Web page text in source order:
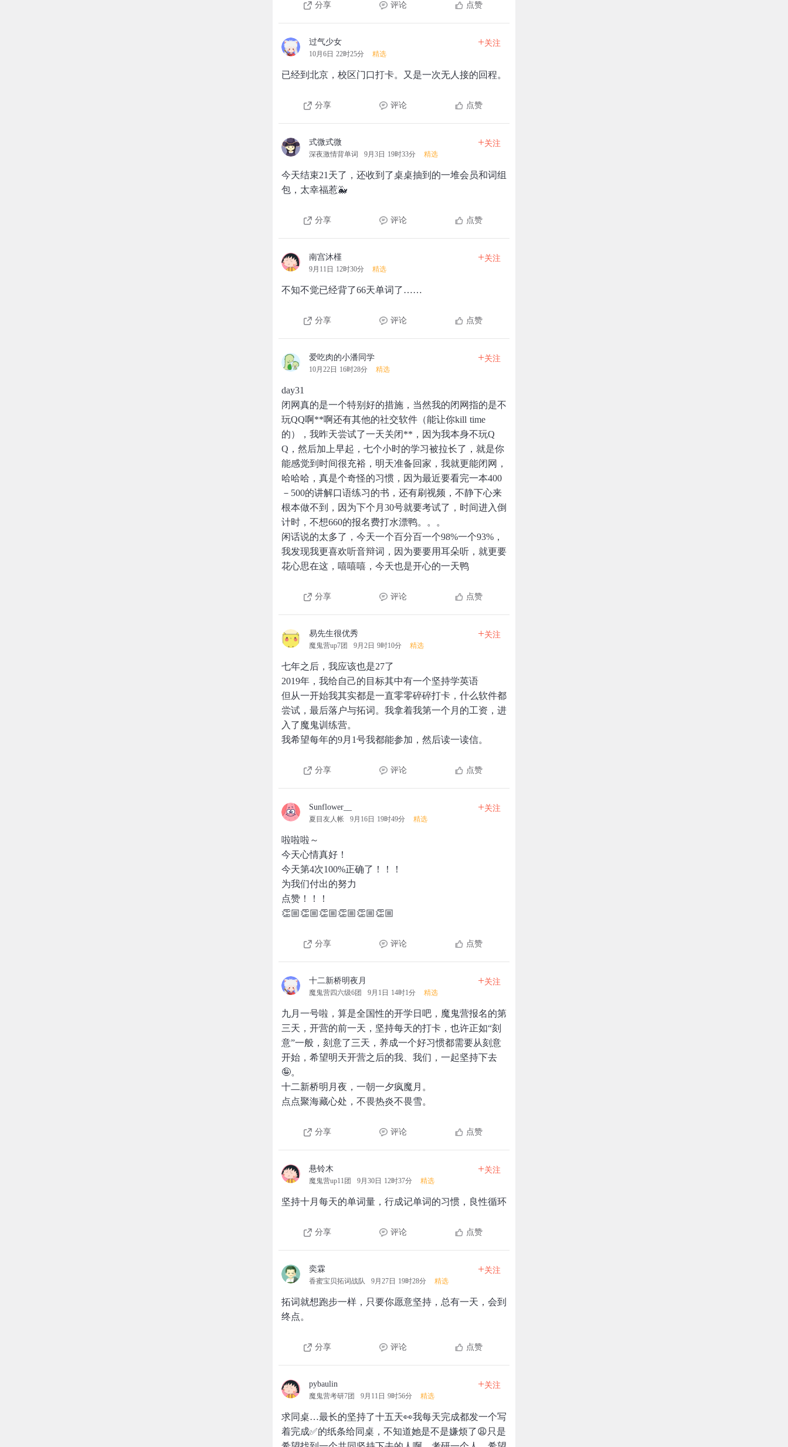
分享 评论 点赞
过气少女
10月6日 22时25分 精选
+关注
已经到北京，校区门口打卡。又是一次无人接的回程。
分享 评论 点赞
式微式微
深夜激情背单词 9月3日 19时33分 精选
+关注
今天结束21天了，还收到了桌桌抽到的一堆会员和词组
包，太幸福惹🐳
分享 评论 点赞
南宫沐槿
9月11日 12时30分 精选
+关注
不知不觉已经背了66天单词了……
分享 评论 点赞
爱吃肉的小潘同学
10月22日 16时28分 精选
+关注
day31
闭网真的是一个特别好的措施，当然我的闭网指的是不
玩QQ啊**啊还有其他的社交软件（能让你kill time
的），我昨天尝试了一天关闭**，因为我本身不玩Q
Q，然后加上早起，七个小时的学习被拉长了，就是你
能感觉到时间很充裕，明天准备回家，我就更能闭网，
哈哈哈，真是个奇怪的习惯，因为最近要看完一本400
－500的讲解口语练习的书，还有刷视频，不静下心来
根本做不到，因为下个月30号就要考试了，时间进入倒
计时，不想660的报名费打水漂鸭。。。
闲话说的太多了，今天一个百分百一个98%一个93%，
我发现我更喜欢听音辩词，因为要要用耳朵听，就更要
花心思在这，嘻嘻嘻，今天也是开心的一天鸭
分享 评论 点赞
易先生很优秀
魔鬼营up7团 9月2日 9时10分 精选
+关注
七年之后，我应该也是27了
2019年，我给自己的目标其中有一个坚持学英语
但从一开始我其实都是一直零零碎碎打卡，什么软件都
尝试，最后落户与拓词。我拿着我第一个月的工资，进
入了魔鬼训练营。
我希望每年的9月1号我都能参加，然后读一读信。
分享 评论 点赞
Sunflower__
夏目友人帐 9月16日 19时49分 精选
+关注
啦啦啦～
今天心情真好！
今天第4次100%正确了！！！
为我们付出的努力
点赞！！！
👏🏼👏🏼👏🏼👏🏼👏🏼👏🏼
分享 评论 点赞
十二新桥明夜月
魔鬼营四六级6团 9月1日 14时1分 精选
+关注
九月一号啦，算是全国性的开学日吧，魔鬼营报名的第
三天，开营的前一天，坚持每天的打卡，也许正如“刻
意”一般，刻意了三天，养成一个好习惯都需要从刻意
开始，希望明天开营之后的我、我们，一起坚持下去
🤪。
十二新桥明月夜，一朝一夕疯魔月。
点点聚海藏心处，不畏热炎不畏雪。
分享 评论 点赞
悬铃木
魔鬼营up11团 9月30日 12时37分 精选
+关注
坚持十月每天的单词量，行成记单词的习惯，良性循环
分享 评论 点赞
奕霖
香蜜宝贝拓词战队 9月27日 19时28分 精选
+关注
拓词就想跑步一样，只要你愿意坚持，总有一天，会到
终点。
分享 评论 点赞
pybaulin
魔鬼营考研7团 9月11日 9时56分 精选
+关注
求同桌…最长的坚持了十五天👀我每天完成都发一个写
着完成✅的纸条给同桌，不知道她是不是嫌烦了😩只是